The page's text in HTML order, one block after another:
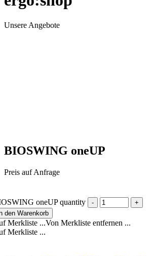
Unsere Angebote
BIOSWING oneUP
Preis auf Anfrage
oneUP quantity
den Warenkorb
Merkliste ...Von Merkliste entfernen ...
Merkliste ...